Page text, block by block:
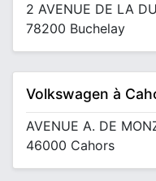
2 AVENUE DE LA
78200 Buchelay
Volkswagen à
AVENUE A. DE
46000 Cahors